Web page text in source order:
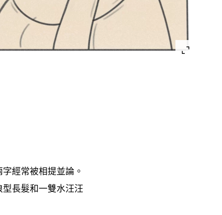
經常被相提並論。
長髮和一雙水汪汪